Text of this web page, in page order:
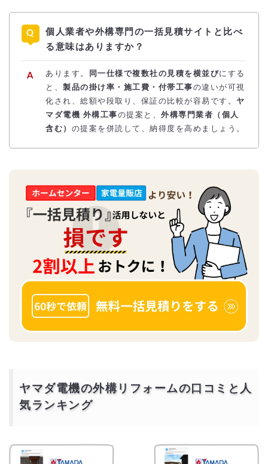
個人業者や外構専門の一括見積サイトと比べ
る意味はありますか？
あります。 同一仕様で複数社の見積を横並びにする
と、 製品の掛け率・施工費・付帯工事の違いが可視
化され、総額や段取り、保証の比較が容易です。 ヤ
マダ電機 外構工事の提案と、 外構専門業者（個人
含む） の提案を併読して、納得度を高めましょう。
ヤマダ電機の外構リフォームの口コミと人
気ランキング